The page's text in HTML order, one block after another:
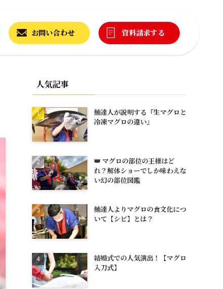
お問い合わせ 資料請求する
人気記事
鮪達人が説明する『生マグロと
冷凍マグロの違い』
👑 マグロの部位の王様はど
れ？解体ショーでしか味わえな
い幻の部位図鑑
鮪達人よりマグロの食文化につ
いて【シビ】とは？
結婚式での人気演出！【マグロ
入刀式】